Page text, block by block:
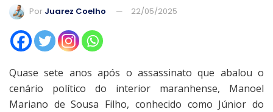
Por Juarez Coelho 22/05/2025
Quase sete anos após o assassinato que abalou o
cenário político do interior maranhense, Manoel
Mariano de Sousa Filho, conhecido como Júnior do